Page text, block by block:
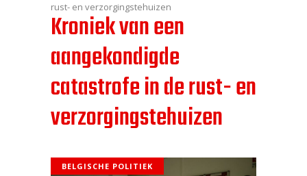
rust- en verzorgingstehuizen
Kroniek van een
aangekondigde
catastrofe in de rust- en
verzorgingstehuizen
BELGISCHE POLITIEK